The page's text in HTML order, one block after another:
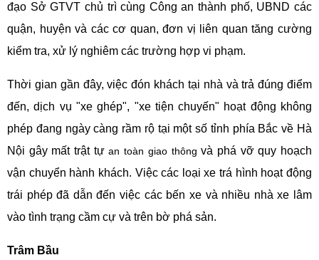
đạo Sở GTVT chủ trì cùng Công an thành phố, UBND các
quận, huyện và các cơ quan, đơn vị liên quan tăng cường
kiểm tra, xử lý nghiêm các trường hợp vi phạm.
Thời gian gần đây, việc đón khách tại nhà và trả đúng điểm
đến, dịch vụ "xe ghép", "xe tiện chuyến" hoạt động không
phép đang ngày càng rầm rộ tại một số tỉnh phía Bắc về Hà
Nội gây mất trật tựan toàn giao thông và phá vỡ quy hoạch
vận chuyển hành khách. Việc các loại xe trá hình hoạt động
trái phép đã dẫn đến việc các bến xe và nhiều nhà xe lâm
vào tình trạng cầm cự và trên bờ phá sản.
Trâm Bầu